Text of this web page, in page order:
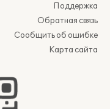
Поддержка
Обратная связь
Сообщить об ошибке
Карта сайта